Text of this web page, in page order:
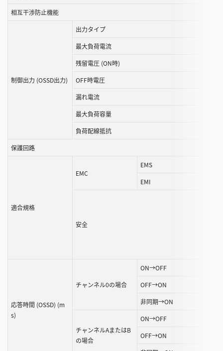
相互⼲渉防⽌機能
制御出力 (OSSD出力)
出力タイプ
最大負荷電流
残留電圧 (ON時)
OFF時電圧
漏れ電流
最大負荷容量
負荷配線抵抗
保護回路
適合規格
EMC
EMS
EMI
安全
応答時間 (OSSD) (m
s)
チャンネル0の場合
ON→OFF
OFF→ON
非同期→ON
チャンネルAまたはB
の場合
ON→OFF
OFF→ON